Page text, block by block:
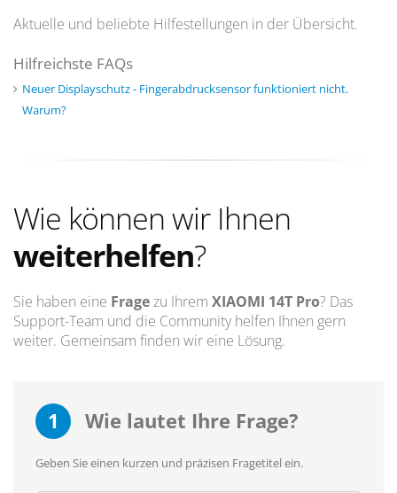
Aktuelle und beliebte Hilfestellungen in der Übersicht.
Hilfreichste FAQs
Neuer Displayschutz - Fingerabdrucksensor funktioniert nicht.
Warum?
Wie können wir Ihnen
weiterhelfen?
Sie haben eine Fragezu Ihrem XIAOMI 14T Pro? Das
Support-Team und die Community helfen Ihnen gern
weiter. Gemeinsam finden wir eine Lösung.
1 Wie lautet Ihre Frage?
Geben Sie einen kurzen und präzisen Fragetitel ein.